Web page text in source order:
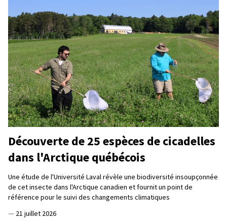
Découverte de 25 espèces de cicadelles
dans l'Arctique québécois
Une étude de l'Université Laval révèle une biodiversité insoupçonnée
de cet insecte dans l'Arctique canadien et fournit un point de
référence pour le suivi des changements climatiques
— 21 juillet 2026